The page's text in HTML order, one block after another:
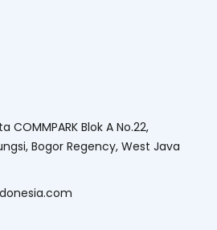
COMMPARK Blok A No.22,
Bogor Regency, West Java